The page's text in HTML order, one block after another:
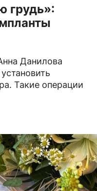
грудь»:
Данилова
Такие операции